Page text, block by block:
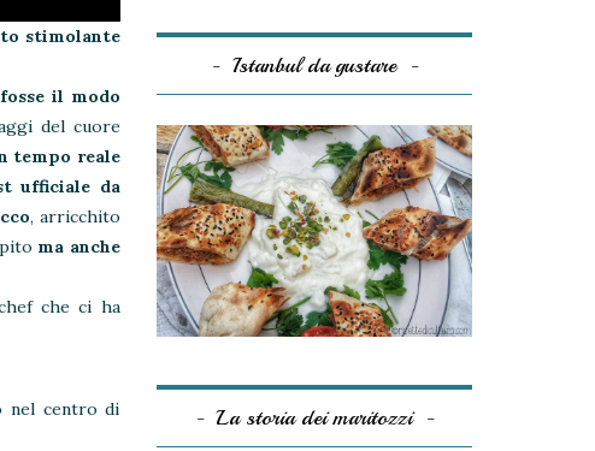
stimolante
il modo
del cuore
tempo reale
ufficiale da
, arricchito
ma anche
che ci ha
nel centro di
Istanbul da gustare
La storia dei maritozzi